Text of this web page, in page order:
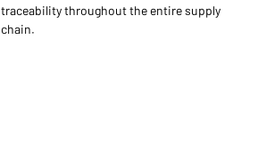
traceability throughout the entire supply
chain.